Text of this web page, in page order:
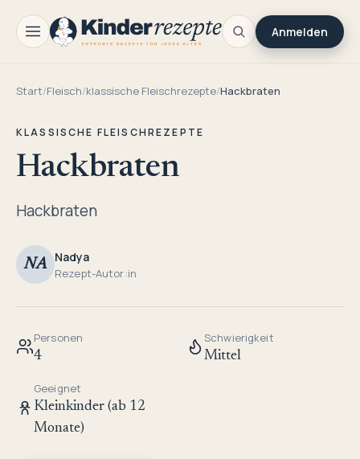
Anmelden
Start/Fleisch/klassische Fleischrezepte/Hackbraten
KLASSISCHE FLEISCHREZEPTE
Hackbraten
Hackbraten
NA Nadya
Rezept-Autor:in
Personen
4
Schwierigkeit
Mittel
Geeignet
Kleinkinder (ab 12
Monate)